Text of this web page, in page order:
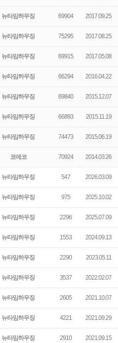
뉴타임하우징 69904 2017.09.25
뉴타임하우징 75295 2017.08.25
뉴타임하우징 69915 2017.05.08
뉴타임하우징 66294 2016.04.22
뉴타임하우징 69840 2015.12.07
뉴타임하우징 66893 2015.11.19
뉴타임하우징 74473 2015.06.19
코에코 70924 2014.03.26
뉴타임하우징 547 2026.03.09
뉴타임하우징 975 2025.10.02
뉴타임하우징 2296 2025.07.09
뉴타임하우징 1553 2024.09.13
뉴타임하우징 2290 2023.05.11
뉴타임하우징 3537 2022.02.07
뉴타임하우징 2605 2021.10.07
뉴타임하우징 4221 2021.09.29
뉴타임하우징 2910 2021.09.15